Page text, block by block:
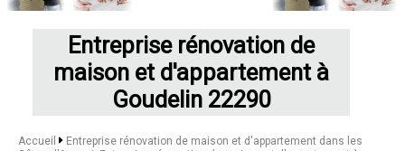
Entreprise rénovation de
maison et d'appartement à
Goudelin 22290
Accueil
Entreprise rénovation de maison et d'appartement dans les